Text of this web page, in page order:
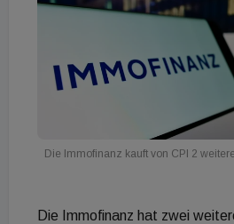
Die Immofinanz kauft von CPI 2
Die Immofinanz hat zwei